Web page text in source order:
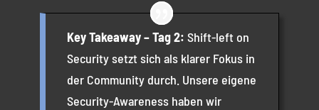
Key Takeaway – Tag 2: Shift-left on
Security setzt sich als klarer Fokus in
der Community durch. Unsere eigene
Security-Awareness haben wir